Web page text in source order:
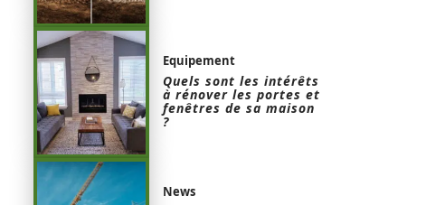
Equipement
Quels sont les intérêts
à rénover les portes et
fenêtres de sa maison
?
News